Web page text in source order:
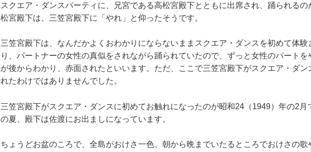
スクエア・ダンスパーティに、兄宮である高松宮殿下とともに出席され、踊られるの
松宮殿下は、三笠宮殿下に「やれ」と仰ったそうです。
三笠宮殿下は、なんだかよくおわかりにならないままスクエア・ダンスを初めて体験
り、パートナーの女性の真似をされながら踊られていたので、ずっと女性のパートを
が後からわかり、赤面されたといいます。ただ、ここで三笠宮殿下がスクエア・ダン
れたわけではありませんでした。
三笠宮殿下がスクエア・ダンスに初めてお触れになったのが昭和24（1949）年の2月
の夏、殿下は佐渡にお出ましになっています。
ちょうどお盆のころで、全島がおけさ一色、朝から晩までいたるところでおけさの歌